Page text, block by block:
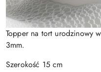
Topper na tort urodzinowy
3mm.
Szerokość 15 cm